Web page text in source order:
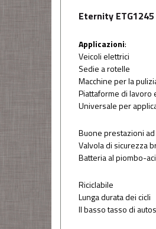
Eternity
Applicazioni:
Veicoli elettrici
Sedie a rotelle
Macchine per la
Piattaforme di lavoro
Universale per
Buone prestazioni
Valvola di sicurezza
Batteria al piombo-
Riciclabile
Lunga durata dei cicli
Il basso tasso di